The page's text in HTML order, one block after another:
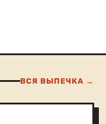
ВСЯ ВЫПЕЧКА →